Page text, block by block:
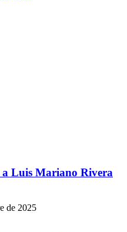
Luis Mariano Rivera
de 2025